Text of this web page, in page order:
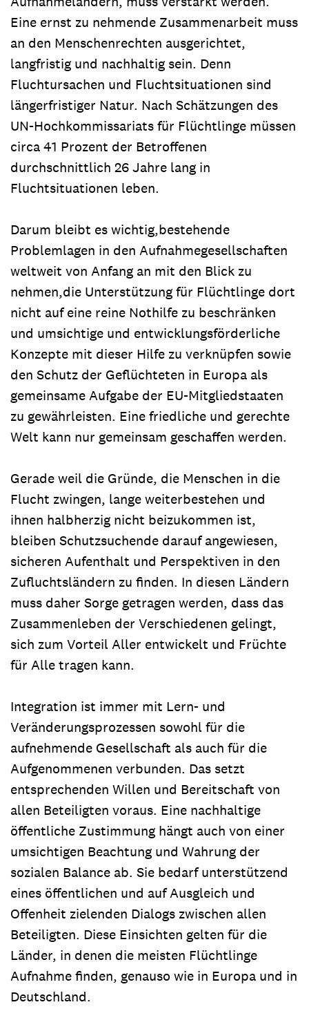
Eine ernst zu nehmende Zusammenarbeit muss
an den Menschenrechten ausgerichtet,
langfristig und nachhaltig sein. Denn
Fluchtursachen und Fluchtsituationen sind
längerfristiger Natur. Nach Schätzungen des
UN-Hochkommissariats für Flüchtlinge müssen
circa 41 Prozent der Betroffenen
durchschnittlich 26 Jahre lang in
Fluchtsituationen leben.
Darum bleibt es wichtig,bestehende
Problemlagen in den Aufnahmegesellschaften
weltweit von Anfang an mit den Blick zu
nehmen,die Unterstützung für Flüchtlinge dort
nicht auf eine reine Nothilfe zu beschränken
und umsichtige und entwicklungsförderliche
Konzepte mit dieser Hilfe zu verknüpfen sowie
den Schutz der Geflüchteten in Europa als
gemeinsame Aufgabe der EU-Mitgliedstaaten
zu gewährleisten. Eine friedliche und gerechte
Welt kann nur gemeinsam geschaffen werden.
Gerade weil die Gründe, die Menschen in die
Flucht zwingen, lange weiterbestehen und
ihnen halbherzig nicht beizukommen ist,
bleiben Schutzsuchende darauf angewiesen,
sicheren Aufenthalt und Perspektiven in den
Zufluchtsländern zu finden. In diesen Ländern
muss daher Sorge getragen werden, dass das
Zusammenleben der Verschiedenen gelingt,
sich zum Vorteil Aller entwickelt und Früchte
für Alle tragen kann.
Integration ist immer mit Lern- und
Veränderungsprozessen sowohl für die
aufnehmende Gesellschaft als auch für die
Aufgenommenen verbunden. Das setzt
entsprechenden Willen und Bereitschaft von
allen Beteiligten voraus. Eine nachhaltige
öffentliche Zustimmung hängt auch von einer
umsichtigen Beachtung und Wahrung der
sozialen Balance ab. Sie bedarf unterstützend
eines öffentlichen und auf Ausgleich und
Offenheit zielenden Dialogs zwischen allen
Beteiligten. Diese Einsichten gelten für die
Länder, in denen die meisten Flüchtlinge
Aufnahme finden, genauso wie in Europa und in
Deutschland.